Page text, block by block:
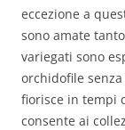
eccezione a
sono amate
variegati sono
orchidofile
fiorisce in tempi
consente ai